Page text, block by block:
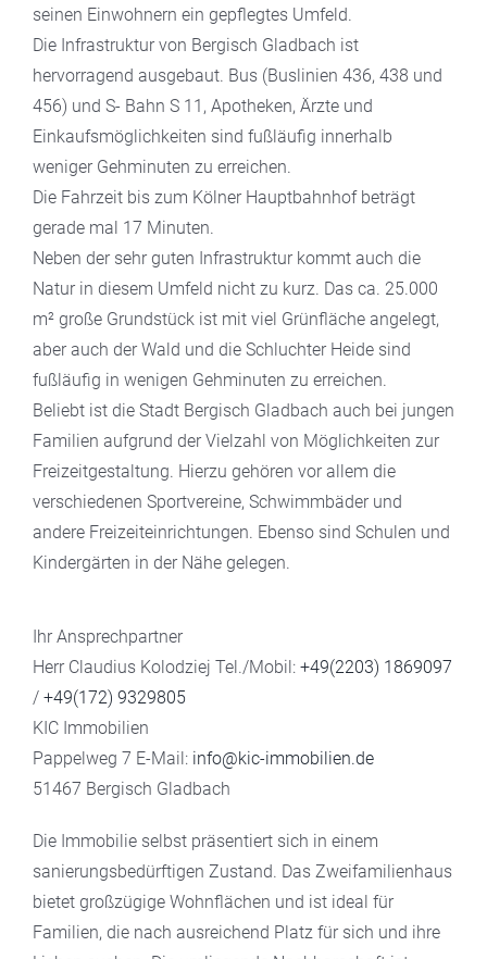
seinen Einwohnern ein gepflegtes Umfeld.
Die Infrastruktur von Bergisch Gladbach ist
hervorragend ausgebaut. Bus (Buslinien 436, 438 und
456) und S- Bahn S 11, Apotheken, Ärzte und
Einkaufsmöglichkeiten sind fußläufig innerhalb
weniger Gehminuten zu erreichen.
Die Fahrzeit bis zum Kölner Hauptbahnhof beträgt
gerade mal 17 Minuten.
Neben der sehr guten Infrastruktur kommt auch die
Natur in diesem Umfeld nicht zu kurz. Das ca. 25.000
m² große Grundstück ist mit viel Grünfläche angelegt,
aber auch der Wald und die Schluchter Heide sind
fußläufig in wenigen Gehminuten zu erreichen.
Beliebt ist die Stadt Bergisch Gladbach auch bei jungen
Familien aufgrund der Vielzahl von Möglichkeiten zur
Freizeitgestaltung. Hierzu gehören vor allem die
verschiedenen Sportvereine, Schwimmbäder und
andere Freizeiteinrichtungen. Ebenso sind Schulen und
Kindergärten in der Nähe gelegen.
Ihr Ansprechpartner
Herr Claudius Kolodziej Tel./Mobil: +49(2203) 1869097
/ +49(172) 9329805
KIC Immobilien
Pappelweg 7 E-Mail: info@kic-immobilien.de
51467 Bergisch Gladbach
Die Immobilie selbst präsentiert sich in einem
sanierungsbedürftigen Zustand. Das Zweifamilienhaus
bietet großzügige Wohnflächen und ist ideal für
Familien, die nach ausreichend Platz für sich und ihre